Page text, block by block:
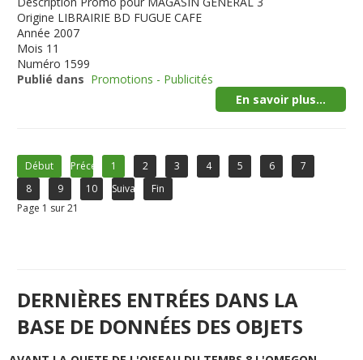
Origine LIBRAIRIE BD FUGUE CAFE
Année 2007
Mois 11
Numéro 1599
Publié dans Promotions - Publicités
En savoir plus...
Début Précédent1 2 3 4 5 6
7
8
9 10 Suivant
Fin
Page 1 sur 21
DERNIÈRES ENTRÉES DANS LA
BASE DE DONNÉES DES OBJETS